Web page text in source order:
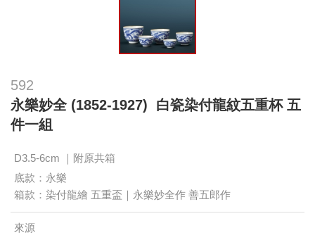
592
永樂妙全 (1852-1927) 白瓷染付龍紋五重杯 五
件一組
D3.5-6cm ｜附原共箱
底款：永樂
箱款：染付龍繪 五重盃｜永樂妙全作 善五郎作
來源